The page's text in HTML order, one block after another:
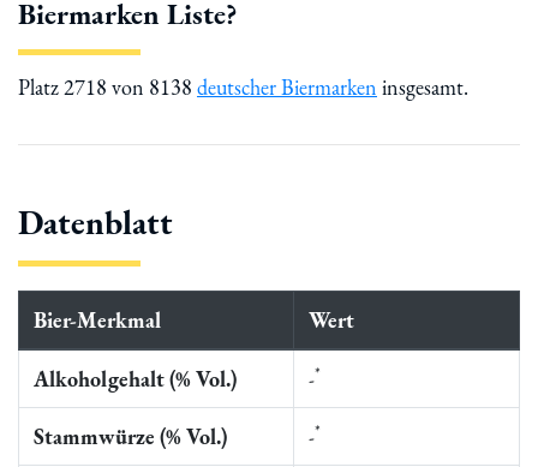
Biermarken Liste?
Platz 2718 von 8138 deutscher Biermarken insgesamt.
Datenblatt
Bier-Merkmal Wert
Alkoholgehalt (% Vol.) -*
Stammwürze (% Vol.) -*